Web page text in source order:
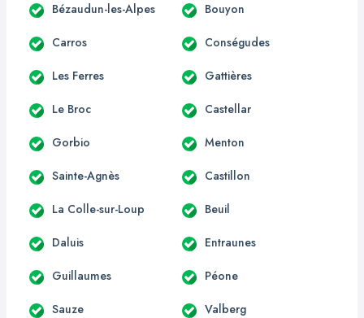
Bézaudun-les-Alpes Bouyon
Carros Conségudes
Les Ferres Gattières
Le Broc Castellar
Gorbio Menton
Sainte-Agnès Castillon
La Colle-sur-Loup Beuil
Daluis Entraunes
Guillaumes Péone
Sauze Valberg